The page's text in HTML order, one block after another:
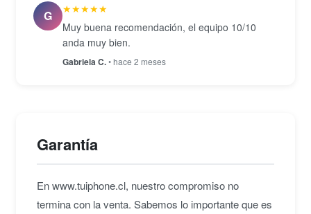
G
★★★★★
Muy buena recomendación, el equipo 10/10
anda muy bien.
Gabriela C.• hace 2 meses
Garantía
En www.tuiphone.cl, nuestro compromiso no
termina con la venta. Sabemos lo importante que es